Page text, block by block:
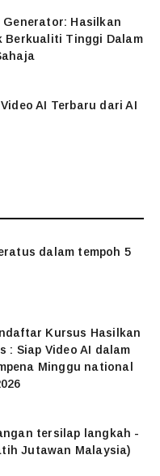
Generator: Hasilkan
Berkualiti Tinggi Dalam
AI Terbaru dari AI
dalam tempoh 5
Kursus Hasilkan
: Siap Video AI dalam
Minggu national
tersilap langkah -
Jutawan Malaysia)